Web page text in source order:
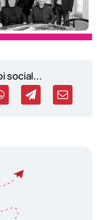
social...